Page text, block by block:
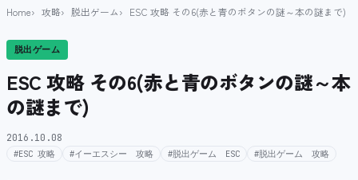
Home 攻略 脱出ゲーム ESC 攻略 その6(赤と青のボタンの謎～本の謎まで)
脱出ゲーム
ESC 攻略 その6(赤と青のボタンの謎～本
の謎まで)
2016.10.08
#ESC 攻略 #イーエスシー 攻略 #脱出ゲーム ESC #脱出ゲーム 攻略